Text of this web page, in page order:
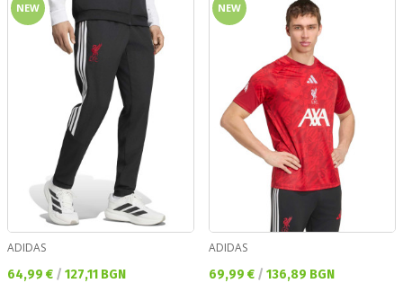
NEW
ADIDAS
Текуща цена:
64,99 € / 127,11 BGN
NEW
ADIDAS
Текуща цена:
69,99 € / 136,89 BGN